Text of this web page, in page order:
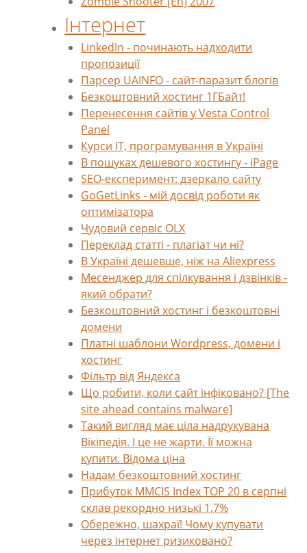
Інтернет
LinkedIn - починають надходити
пропозиції
Парсер UAINFO - сайт-паразит блогів
Безкоштовний хостинг 1ГБайт!
Перенесення сайтів у Vesta Control
Panel
Курси IT, програмування в Україні
В пошуках дешевого хостингу - iPage
SEO-експеримент: дзеркало сайту
GoGetLinks - мій досвід роботи як
оптимізатора
Чудовий сервіс OLX
Переклад статті - плагіат чи ні?
В Україні дешевше, ніж на Aliexpress
Месенджер для спілкування і дзвінків -
який обрати?
Безкоштовний хостинг і безкоштовні
домени
Платні шаблони Wordpress, домени і
хостинг
Фільтр від Яндекса
Що робити, коли сайт інфіковано? [The
site ahead contains malware]
Такий вигляд має ціла надрукувана
Вікіпедія. І це не жарти. Її можна
купити. Відома ціна
Надам безкоштовний хостинг
Прибуток MMCIS Index TOP 20 в серпні
склав рекордно низькі 1,7%
Обережно, шахраї! Чому купувати
через інтернет ризиковано?